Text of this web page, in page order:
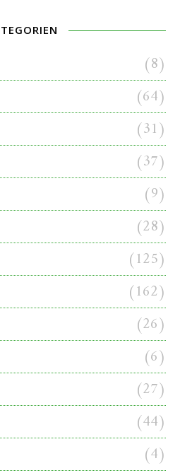
(8)
(64)
(31)
(37)
(9)
(28)
(125)
(162)
(26)
(6)
(27)
(44)
(4)